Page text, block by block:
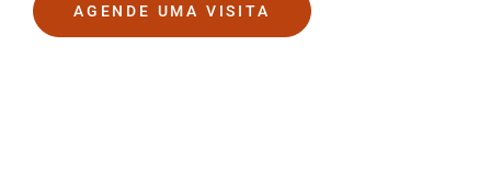
AGENDE UMA VISITA